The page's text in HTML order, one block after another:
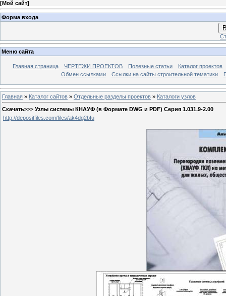
[Мой сайт]
Форма входа
Меню сайта
Главная страница ЧЕРТЕЖИ ПРОЕКТОВ Полезные статьи
Каталог проектов
Обмен ссылками
Ссылки на сайты строительной тематики
Главная » Каталог сайтов » Отдельные разделы проектов » Каталоги узлов
Скачать>>> Узлы системы КНАУФ (в Формате DWG и PDF) Серия 1.031.9-2.00
http://depositfiles.com/files/ak4dg2bfu